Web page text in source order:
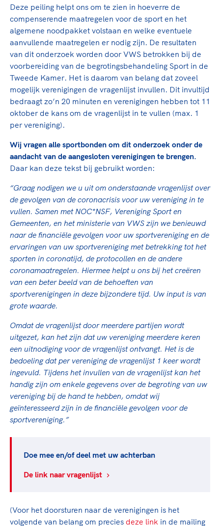
Columns
Sport gaat niet vanzelf
Sport verenigt. Op sportclubs, pleintjes, tijdens
een rondje fietsen, door samen te skaten of naar
de sportschool te gaan. Door samen te juichen
voor Sifan Hassan, Rico Verhoeven, Diede de
genieten van de karatewedstrijd van je dochter,
de halve marathon van je moeder of de
hockeywedstrijd van je buurjongen.
Lees verder
Handboek Wet- en Regelgeving
Opleidingen en trainingen
High5 Stappenplan
Ruimte voor sport
Clubondersteuning
Beroepskrachten
Samen voor een veilige
sportomgeving
Voor welk gedrag staat de club? Wat mag wel
En wat mag vooral niet? Een gedragscode geeft
hier richting aan en is dus een belangrijk
onderdeel van het clubbeleid rondom gewenst en
ongewenst gedrag.
Lees verder
Topsportbeleid
Topsportfinanciering
Maatschappelijke waarde topsport
Top teamsportcompetities
De TeamNL Academie
De TeamNL Academie biedt een leer- en
ontwikkelprogramma voor de volgende functies
bestuurders, (technisch) directeuren, managers en
toekomstig kader.
Lees verder
Deze peiling helpt ons om te zien in hoeverre de
compenserende maatregelen voor de sport en het
algemene noodpakket volstaan en welke eventuele
aanvullende maatregelen er nodig zijn. De resultaten
van dit onderzoek worden door VWS betrokken bij de
voorbereiding van de begrotingsbehandeling Sport in de
Tweede Kamer. Het is daarom van belang dat zoveel
mogelijk verenigingen de vragenlijst invullen. Dit invultijd
bedraagt zo’n 20 minuten en verenigingen hebben tot 11
oktober de kans om de vragenlijst in te vullen (max. 1
per vereniging).
Wij vragen alle sportbonden om dit onderzoek onder de
aandacht van de aangesloten verenigingen te brengen.
Daar kan deze tekst bij gebruikt worden:
“Graag nodigen we u uit om onderstaande vragenlijst over
de gevolgen van de coronacrisis voor uw vereniging in te
vullen. Samen met NOC*NSF, Vereniging Sport en
Gemeenten, en het ministerie van VWS zijn we benieuwd
naar de financiële gevolgen voor uw sportvereniging en de
ervaringen van uw sportvereniging met betrekking tot het
sporten in coronatijd, de protocollen en de andere
coronamaatregelen. Hiermee helpt u ons bij het creëren
van een beter beeld van de behoeften van
sportverenigingen in deze bijzondere tijd. Uw input is van
grote waarde.
Omdat de vragenlijst door meerdere partijen wordt
uitgezet, kan het zijn dat uw vereniging meerdere keren
een uitnodiging voor de vragenlijst ontvangt. Het is de
bedoeling dat per vereniging de vragenlijst 1 keer wordt
ingevuld. Tijdens het invullen van de vragenlijst kan het
handig zijn om enkele gegevens over de begroting van uw
vereniging bij de hand te hebben, omdat wij
geïnteresseerd zijn in de financiële gevolgen voor de
sportvereniging.”
Doe mee en/of deel met uw achterban
De link naar vragenlijst
(Voor het doorsturen naar de verenigingen is het
volgende van belang om precies deze link in de mailing